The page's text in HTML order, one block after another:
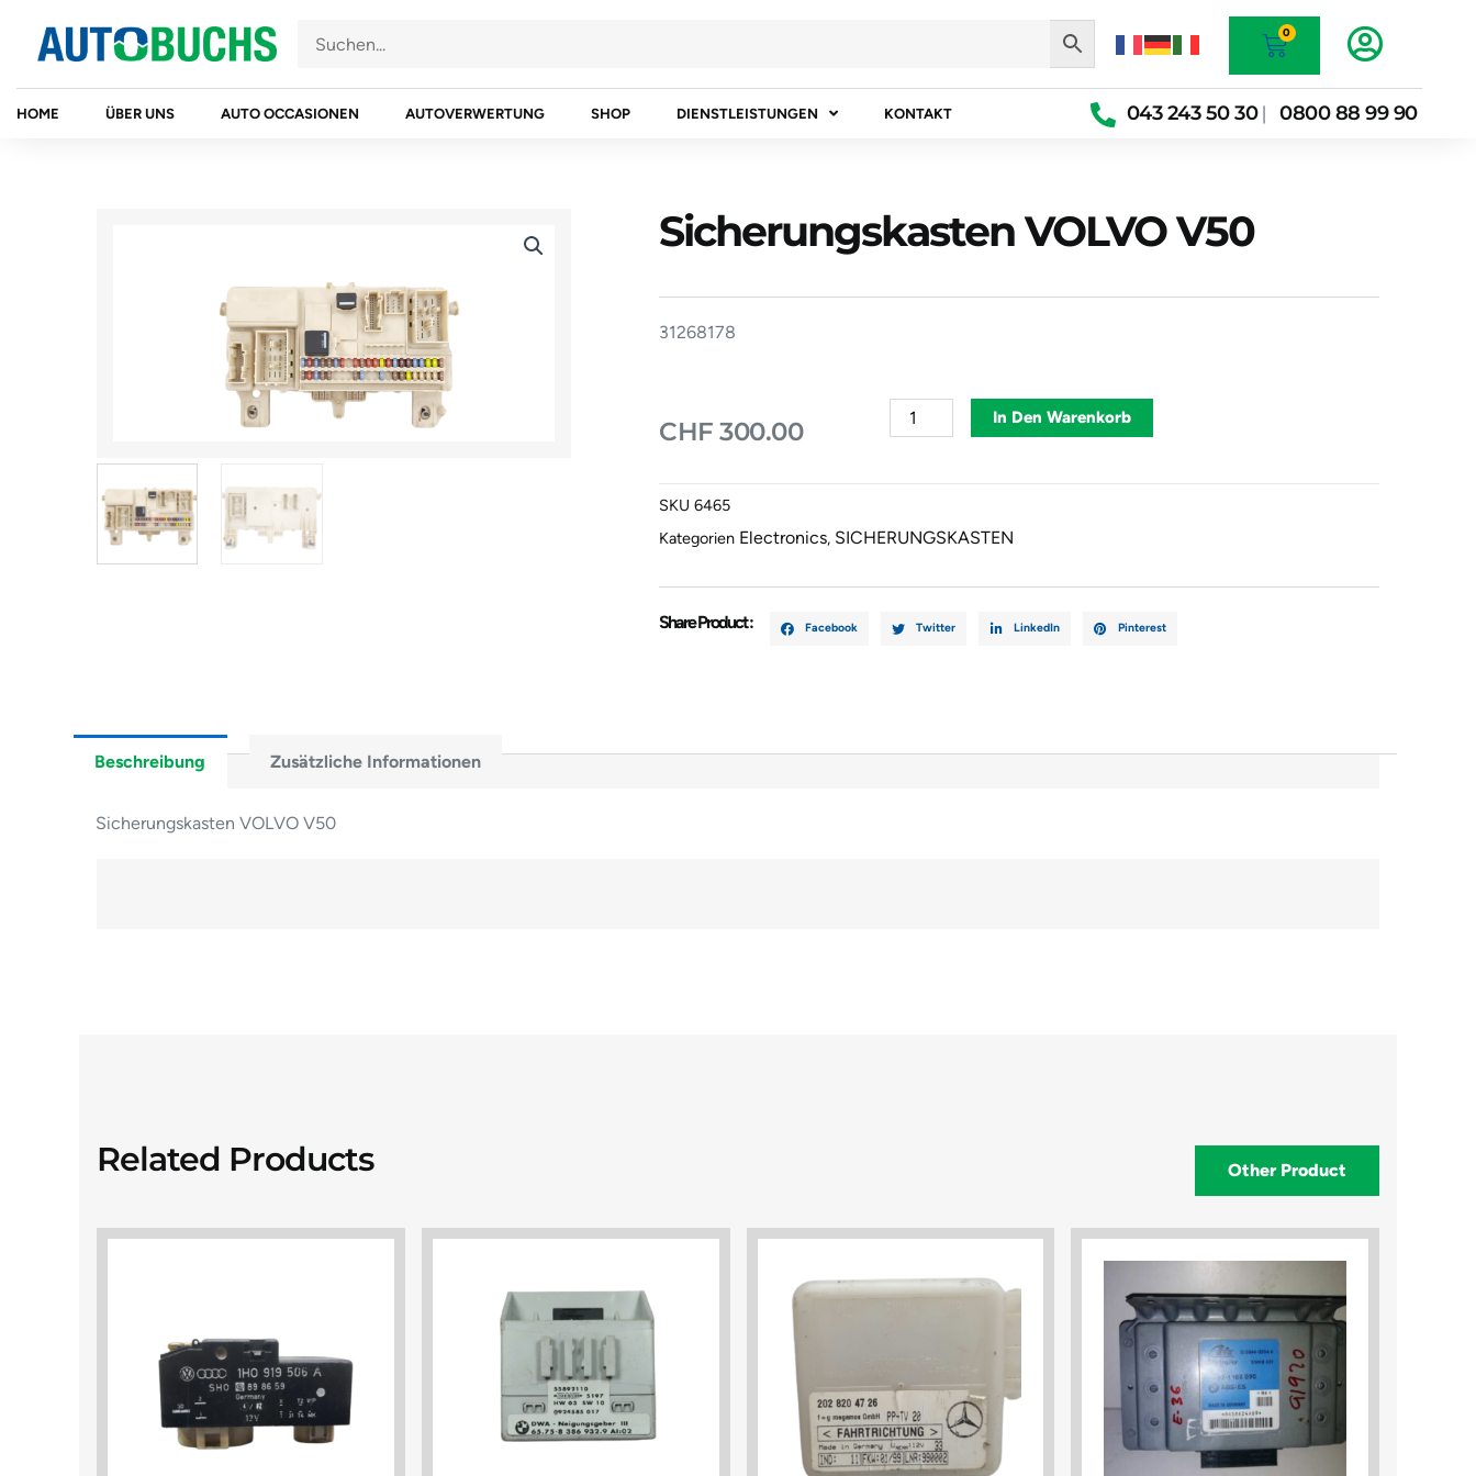
Inhalt
springen
0
Warenkorb
HOME ÜBER UNS AUTO OCCASIONEN AUTOVERWERTUNG SHOP DIENSTLEISTUNGEN KONTAKT 043 243 50 30| 0800 88 99 90
Sicherungskasten VOLVO V50
31268178
CHF 300.00
Sicherungskasten
VOLVO
Menge
In Den Warenkorb
SKU6465
Kategorien Electronics, SICHERUNGSKASTEN
Share Product : Facebook Twitter LinkedIn Pinterest
Beschreibung Zusätzliche Informationen
Sicherungskasten VOLVO V50
Related Products Other Product